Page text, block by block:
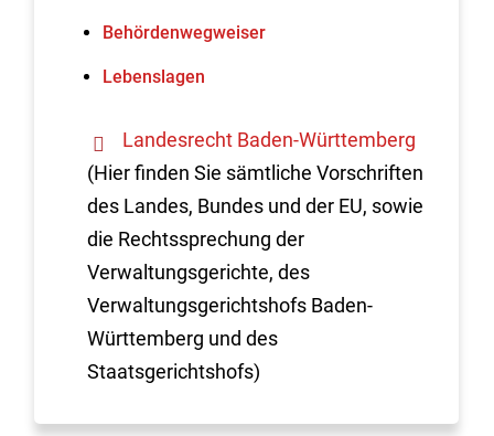
Behördenwegweiser
Lebenslagen
Landesrecht Baden-Württemberg
(Hier finden Sie sämtliche Vorschriften
des Landes, Bundes und der EU, sowie
die Rechtssprechung der
Verwaltungsgerichte, des
Verwaltungsgerichtshofs Baden-
Württemberg und des
Staatsgerichtshofs)